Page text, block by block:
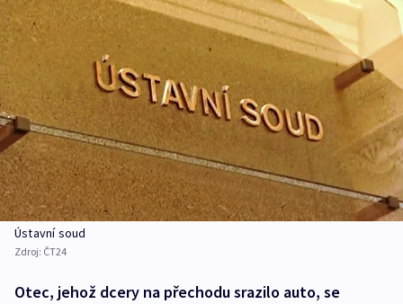
Ústavní soud
Zdroj: ČT24
Otec, jehož dcery na přechodu srazilo auto, se